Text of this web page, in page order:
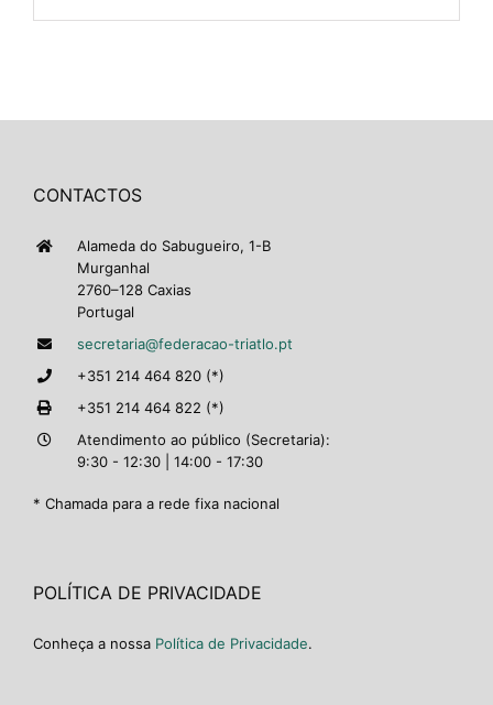
CONTACTOS
Alameda do Sabugueiro, 1-B
Murganhal
2760–128 Caxias
Portugal
secretaria@federacao-triatlo.pt
+351 214 464 820 (*)
+351 214 464 822 (*)
Atendimento ao público (Secretaria):
9:30 - 12:30 | 14:00 - 17:30
* Chamada para a rede fixa nacional
POLÍTICA DE PRIVACIDADE
Conheça a nossa Política de Privacidade.